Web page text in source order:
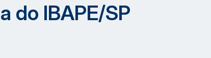
do IBAPE/SP